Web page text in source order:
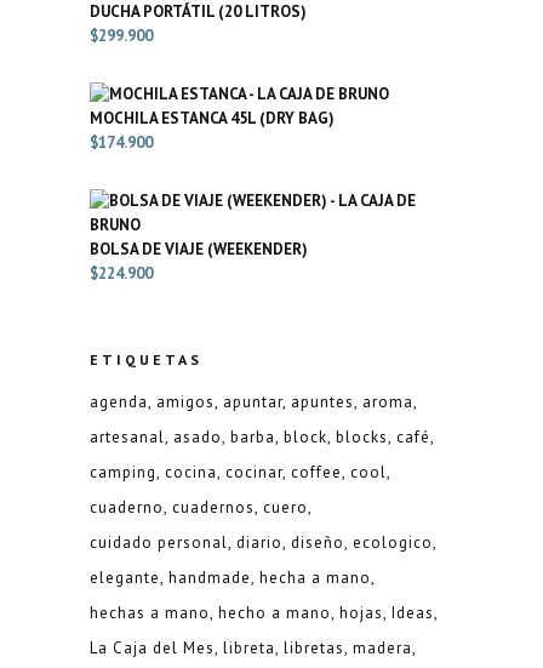
DUCHA PORTÁTIL (20 LITROS)
$299.900
MOCHILA ESTANCA 45L (DRY BAG)
$174.900
BOLSA DE VIAJE (WEEKENDER)
$224.900
ETIQUETAS
agenda amigos apuntar apuntes aroma
artesanal asado barba block blocks café
camping cocina cocinar coffee cool
cuaderno cuadernos cuero
cuidado personal diario diseño ecologico
elegante handmade hecha a mano
hechas a mano hecho a mano hojas Ideas
La Caja del Mes libreta libretas madera